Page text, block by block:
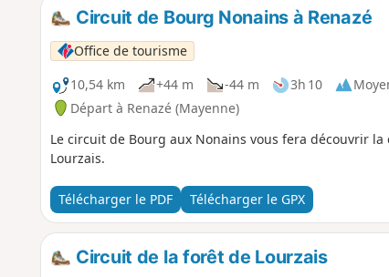
Circuit de Bourg Nonains à Renazé
Office de tourisme
10,54 km
+44 m -44 m 3h 10
Départ à Renazé (Mayenne)
Le circuit de Bourg aux Nonains vous fera découvrir
Lourzais.
Télécharger le PDF Télécharger le GPX
Circuit de la forêt de Lourzais